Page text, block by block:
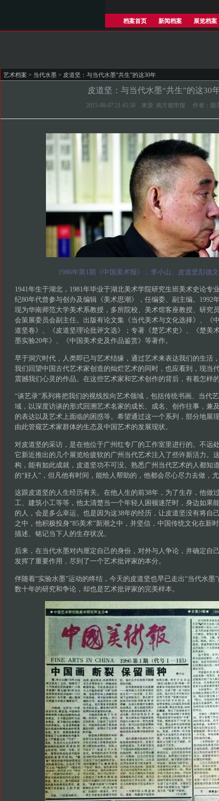
档案首页 新闻档案 展览档案
艺术档案 > 当代水墨 > 皮道坚：与当代水墨“共生”的这30年
皮道坚：与当代水墨“共生”的这30
2015-08-07 21:45:58 来源: 南方都市报 作者：颜
1986年第1期《中国美术报》，李小山、皮道坚彭德
1941年生于湖北，1981年毕业于湖北美术学院研究生班美术史论专
纪80年代曾参与创办及编辑《美术思潮》，任编委、副主编。1992
现为华南师范大学美术系教授，多所院校、美术馆客座教授、研究
会策展委员会副主任。出版有论文集《当代美术与文化选择》、《
道坚卷》、《皮道坚理论批评文选》；专著《楚艺术史》、《楚美
墨实验20年》、《中国美术史及作品鉴赏》等著作。
早于洞穴时代，人类即已与艺术结缘，通过艺术来表达我们的生活
我们回望中国古代艺术家创造的灿烂艺术的同时，也应看到，现当
震撼我们心灵的作品。在这些艺术家和艺术创作的背后，有着怎样
“谈艺录”系列将把我们的视线投向艺术领域，包括传统书画、当代
域，以深度访谈的形式回溯艺术名家的成长、成名、创作往事，兼
的表达以及艺术上面临的困惑等。希望通过这一个系列，部分地展
由此管窥艺术家群体的生态及中国艺术的发展现状。
对皮道坚的采访，是在他位于广州红专厂的工作室里进行的。不远
它新近推出的几个展览给疲软的广州当代艺术注入了些许新活力。
构，能有如此成就，皮道坚功不可没。熟悉广州当代艺术的人都知
的“好人”，但凡他有时间，能给人帮助的，他都会尽心尽力去做，
这跟皮道坚的人生经历有关。在他人生的前38年，为了生存，他做
工、建筑小工等等，他太清楚当一个年轻人困顿迷茫时，身边如果
的人，会是多么幸运。也是因为这38年的经历，让皮道坚没有将自
之中，他积极投身“85美术”新潮之中，并坚信，中国传统文化在新
描述、铭记当下人的生存状况。
后来，在当代水墨对内厘定自己的身份，对外与人争论，并确定自
发挥了重要作用，尽到了一个艺术批评家的本分。
伴随着“实验水墨”运动的终结，今天的皮道坚也早已走出“当代水墨
数十年的研究和争论，却也是艺术批评家的完美样本。